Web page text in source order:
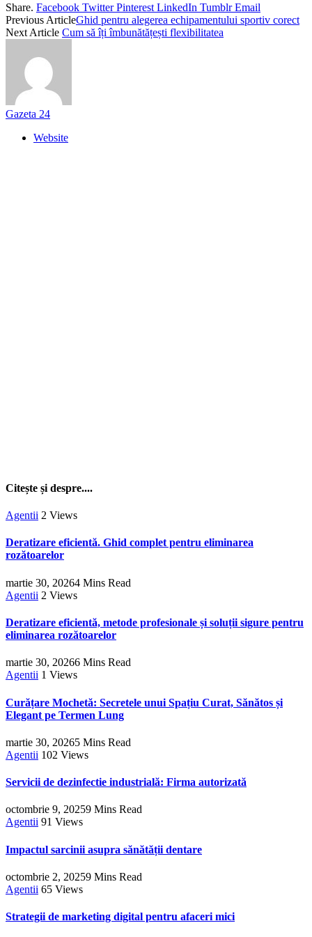
Share. Facebook Twitter Pinterest LinkedIn Tumblr Email
Previous ArticleGhid pentru alegerea echipamentului sportiv corect
Next Article Cum să îți îmbunătățești flexibilitatea
Gazeta 24
Website
Citește și despre....
Agentii 2 Views
Deratizare eficientă. Ghid complet pentru eliminarea
rozătoarelor
martie 30, 20264 Mins Read
Agentii 2 Views
Deratizare eficientă, metode profesionale și soluții sigure pentru
eliminarea rozătoarelor
martie 30, 20266 Mins Read
Agentii 1 Views
Curățare Mochetă: Secretele unui Spațiu Curat, Sănătos și
Elegant pe Termen Lung
martie 30, 20265 Mins Read
Agentii 102 Views
Servicii de dezinfectie industrială: Firma autorizată
octombrie 9, 20259 Mins Read
Agentii 91 Views
Impactul sarcinii asupra sănătății dentare
octombrie 2, 20259 Mins Read
Agentii 65 Views
Strategii de marketing digital pentru afaceri mici